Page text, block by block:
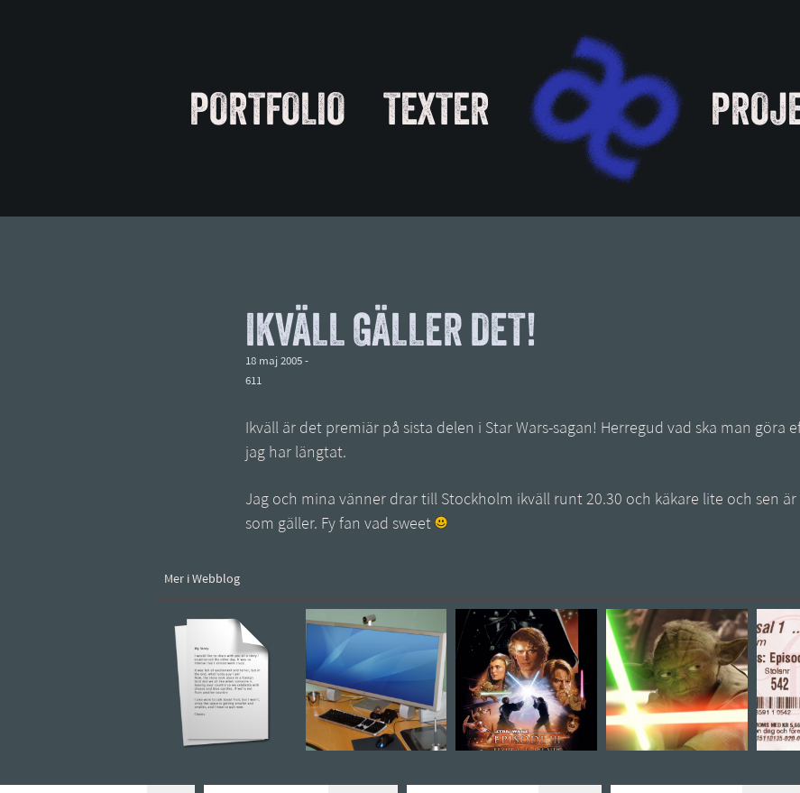
PORTFOLIO TEXTER
IKVÄLL GÄLLER DET!
18 maj 2005 -
611
Ikväll är det premiär på sista delen i Star Wars-sagan! Herregud vad ska man göra
jag har längtat.
Jag och mina vänner drar till Stockholm ikväll runt 20.30 och käkare lite och sen är
som gäller. Fy fan vad sweet
Mer i Webblog